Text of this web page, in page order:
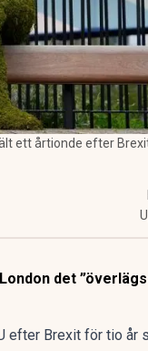
ett årtionde efter
det
efter Brexit för tio år